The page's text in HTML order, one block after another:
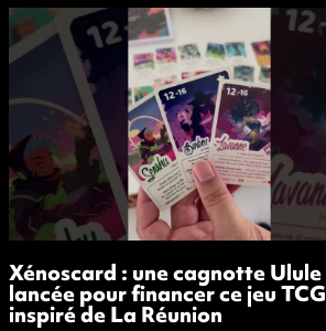
Xénoscard : une cagnotte Ulule
lancée pour financer ce jeu TCG
inspiré de La Réunion